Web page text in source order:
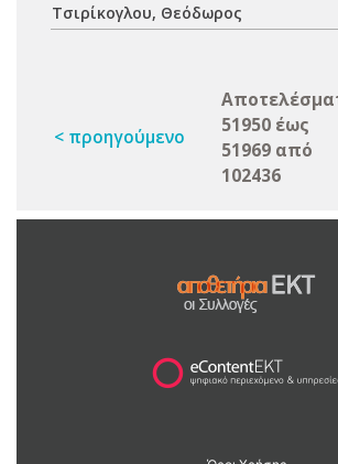
Τσιρίκογλου, Θεόδωρος
< προηγούμενο
51950 έως
51969 από
102436